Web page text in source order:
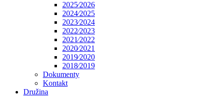
2025⁄2026
2024⁄2025
2023⁄2024
2022⁄2023
2021⁄2022
2020⁄2021
2019⁄2020
2018⁄2019
Dokumenty
Kontakt
Družina